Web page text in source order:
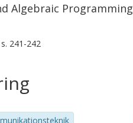
Algebraic Programming
s. 241-242